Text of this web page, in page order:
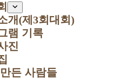
개(제3회대회)
램 기록
진
든 사람들